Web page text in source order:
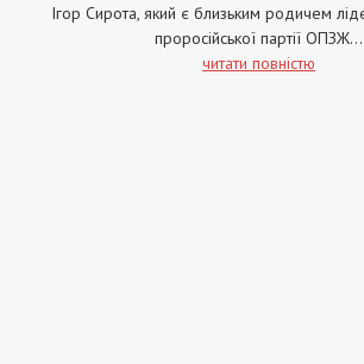
Ігор Сирота, який є близьким родичем
проросійської партії ОПЗЖ...
читати повністю